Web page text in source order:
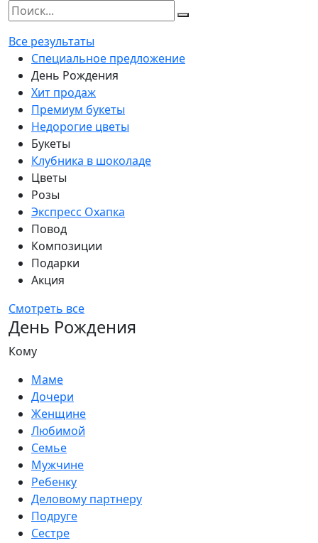
Все результаты
Специальное предложение
День Рождения
Хит продаж
Премиум букеты
Недорогие цветы
Букеты
Клубника в шоколаде
Цветы
Розы
Экспресс Охапка
Повод
Композиции
Подарки
Акция
Смотреть все
День Рождения
Кому
Маме
Дочери
Женщине
Любимой
Семье
Мужчине
Ребенку
Деловому партнеру
Подруге
Сестре